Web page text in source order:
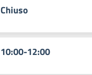
Chiuso
10:00-12:00